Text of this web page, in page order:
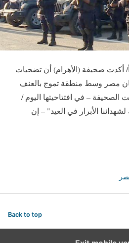
/أ ش أ/ أكدت صحيفة (الأهرام) أن تضحيات
مصر وسط منطقة تموج بالعنف
الصحيفة – في افتتاحيتها اليوم /
الأبرار في العيد" – إن
Back to top